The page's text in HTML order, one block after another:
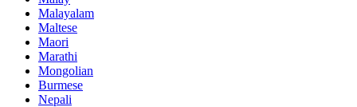
Malayalam
Maltese
Maori
Marathi
Mongolian
Burmese
Nepali